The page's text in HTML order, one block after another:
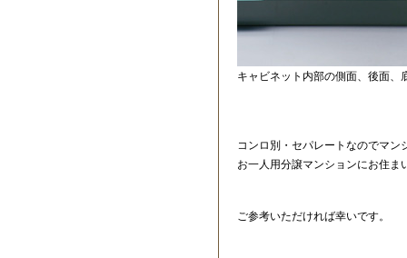
キャビネット内部の側面、後面、
コンロ別・セパレートなのでマン
お一人用分譲マンションにお住ま
ご参考いただければ幸いです。